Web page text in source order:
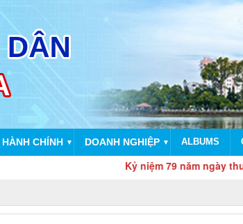
CHÍNH ▼ DOANH NGHIỆP ▼ ALBUMS
Kỷ niệm 79 năm ngày thương